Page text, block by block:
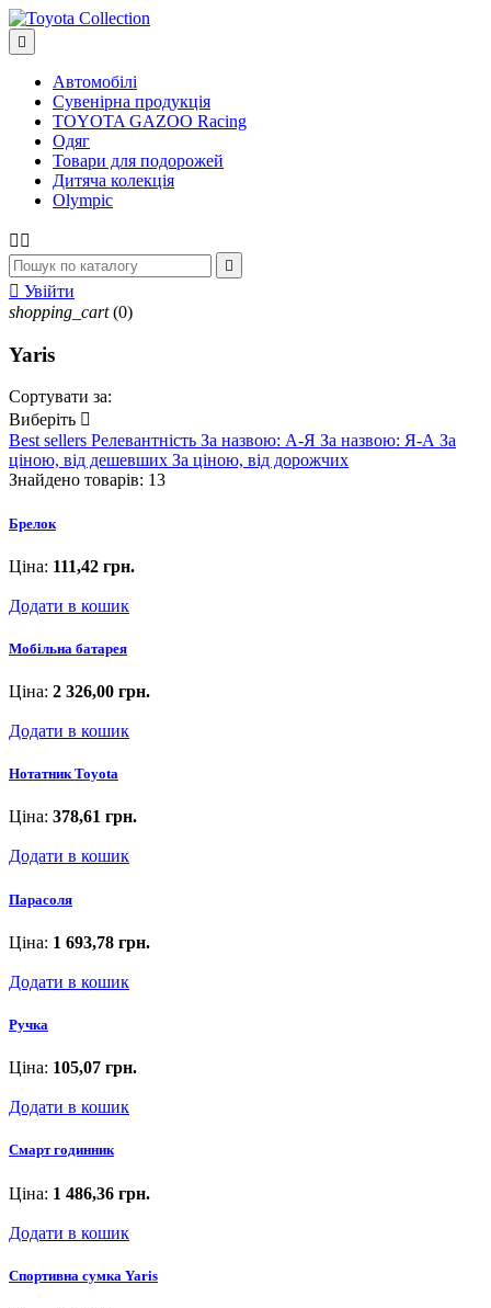

Автомобілі
Сувенірна продукція
TOYOTA GAZOO Racing
Одяг
Товари для подорожей
Дитяча колекція
Olympic
 

 Увійти
shopping_cart (0)
Yaris
Сортувати за:
Виберіть 
Best sellers Релевантність За назвою: А-Я За назвою: Я-А За
ціною, від дешевших За ціною, від дорожчих
Знайдено товарів: 13
Брелок
Ціна: 111,42 грн.
Додати в кошик
Мобільна батарея
Ціна: 2 326,00 грн.
Додати в кошик
Нотатник Toyota
Ціна: 378,61 грн.
Додати в кошик
Парасоля
Ціна: 1 693,78 грн.
Додати в кошик
Ручка
Ціна: 105,07 грн.
Додати в кошик
Смарт годинник
Ціна: 1 486,36 грн.
Додати в кошик
Спортивна сумка Yaris